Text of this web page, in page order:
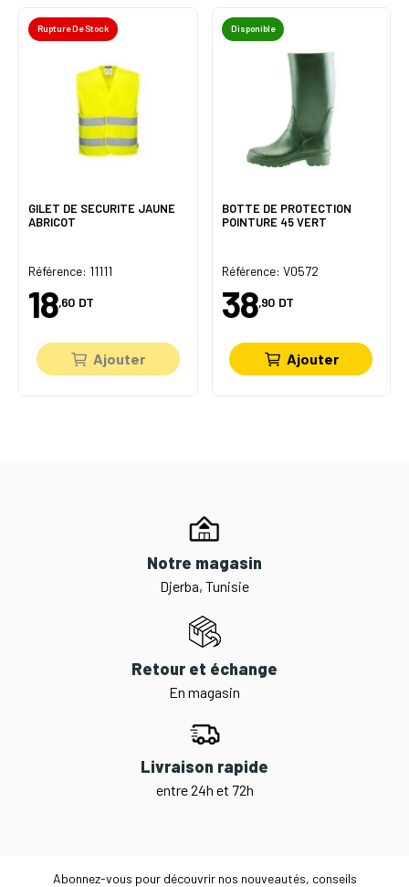
Rupture De Stock
GILET DE SECURITE JAUNE
ABRICOT
Référence: 11111
18,60 DT
Ajouter
Disponible
BOTTE DE PROTECTION
POINTURE 45 VERT
Référence: V0572
38,90 DT
Ajouter
Notre magasin
Djerba, Tunisie
Retour et échange
En magasin
Livraison rapide
entre 24h et 72h
Abonnez-vous pour découvrir nos nouveautés, conseils